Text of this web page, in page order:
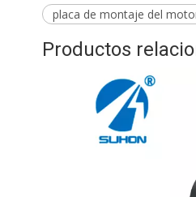
placa de montaje del
Productos